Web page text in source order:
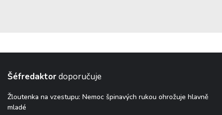
Šéfredaktordoporučuje
Žloutenka na vzestupu: Nemoc špinavých rukou ohrožuje hlavně
mladé